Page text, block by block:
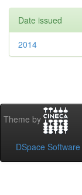
Date issued
2014
Theme by
DSpace Software